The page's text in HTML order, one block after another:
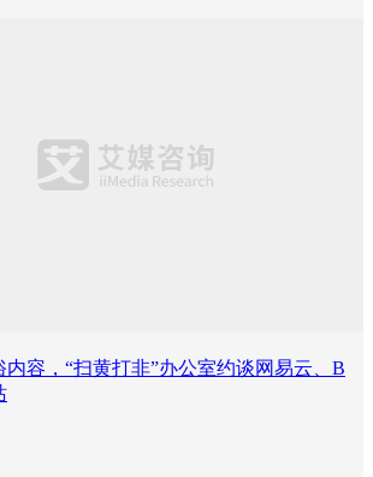
内容，“扫黄打非”办公室约谈网易云、B